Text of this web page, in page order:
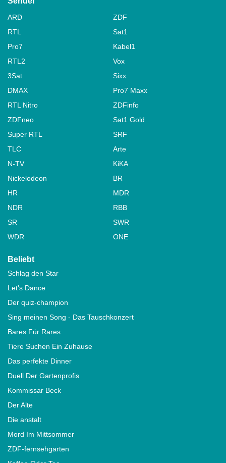
ARD
ZDF
RTL
Sat1
Pro7
Kabel1
RTL2
Vox
3Sat
Sixx
DMAX
Pro7 Maxx
RTL Nitro
ZDFinfo
ZDFneo
Sat1 Gold
Super RTL
SRF
TLC
Arte
N-TV
KiKA
Nickelodeon
BR
HR
MDR
NDR
RBB
SR
SWR
WDR
ONE
Beliebt
Schlag den Star
Let's Dance
Der quiz-champion
Sing meinen Song - Das Tauschkonzert
Bares Für Rares
Tiere Suchen Ein Zuhause
Das perfekte Dinner
Duell Der Gartenprofis
Kommissar Beck
Der Alte
Die anstalt
Mord Im Mittsommer
ZDF-fernsehgarten